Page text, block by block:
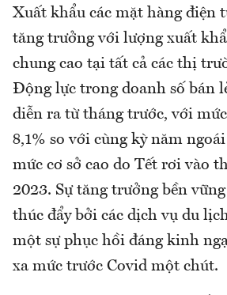
Xuất khẩu các mặt hàng điện
tăng trưởng với lượng xuất
chung cao tại tất cả các thị
Động lực trong doanh số bán
diễn ra từ tháng trước, với
8,1% so với cùng kỳ năm
mức cơ sở cao do Tết rơi vào
2023. Sự tăng trưởng bền
thúc đẩy bởi các dịch vụ du
một sự phục hồi đáng kinh
xa mức trước Covid một chút.